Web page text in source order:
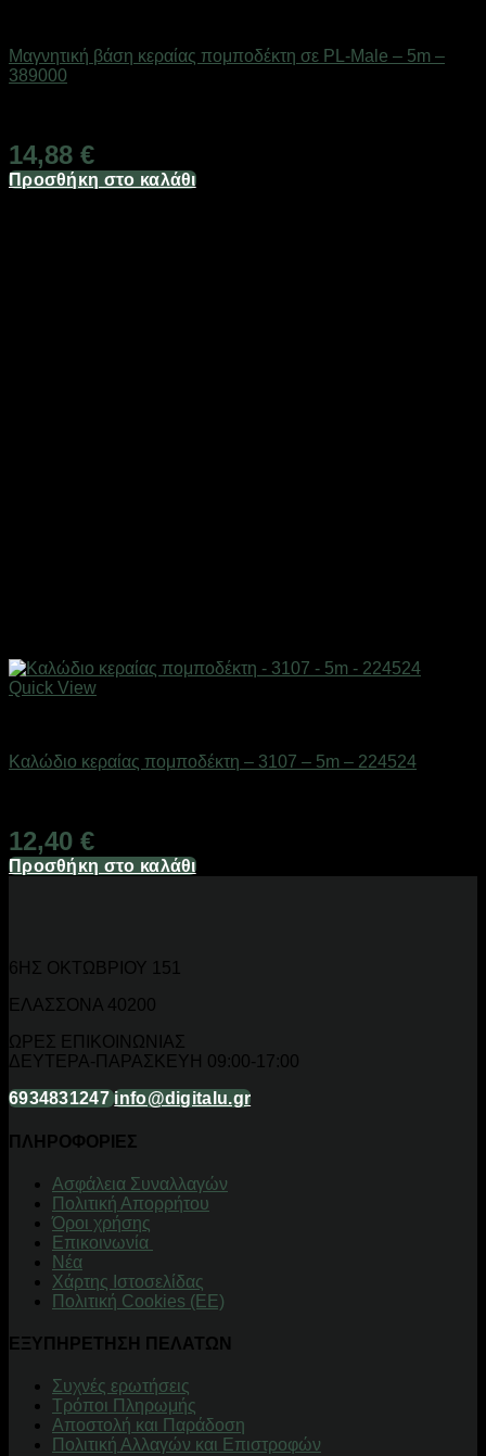
Μαγνητική βάση κεραίας πομποδέκτη σε PL-Male – 5m –
389000
14,88 €
Προσθήκη στο καλάθι
Quick View
Καλώδιο κεραίας πομποδέκτη – 3107 – 5m – 224524
12,40 €
Προσθήκη στο καλάθι
6ΗΣ ΟΚΤΩΒΡΙΟΥ 151
ΕΛΑΣΣΟΝΑ 40200
ΩΡΕΣ ΕΠΙΚΟΙΝΩΝΙΑΣ
ΔΕΥΤΕΡΑ-ΠΑΡΑΣΚΕΥΗ 09:00-17:00
6934831247 info@digitalu.gr
ΠΛΗΡΟΦΟΡΙΕΣ
Aσφάλεια Συναλλαγών
Πολιτική Απορρήτου
Όροι χρήσης
Επικοινωνία
Νέα
Χάρτης Ιστοσελίδας
Πολιτική Cookies (ΕΕ)
ΕΞΥΠΗΡΕΤΗΣΗ ΠΕΛΑΤΩΝ
Συχνές ερωτήσεις
Τρόποι Πληρωμής
Αποστολή και Παράδοση
Πολιτική Αλλαγών και Επιστροφών